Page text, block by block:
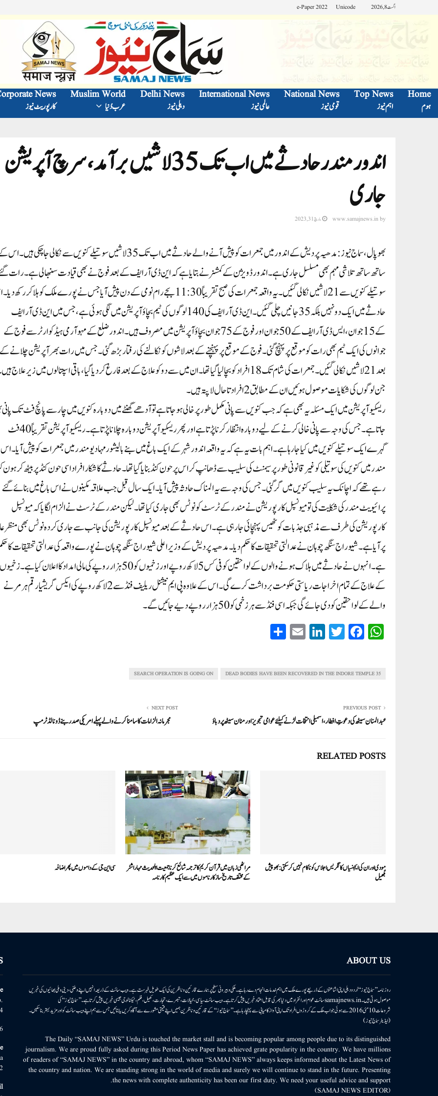
اگست 8, 2026 Unicode
e-Paper 2022
Home
ہوم
Top News
اہم نیوز
National News
قومی نیوز
International News
عالمی نیوز
Delhi News
دہلی نیوز
Muslim World
عرب دُنیا
News
کارپوریٹ نیوز
اندور مندر حادثے میں اب تک 35لاشیں برآمد، سرچ آپریشن
جاری
by
www.samajnews.in مارچ 31, 2023
بھوپال، سماج نیوز: مدھیہ پردیش کے اندور میں جمعرات کو پیش آنے والے حادثے میں اب تک 35 لاشیں سوتیلے کنویں سے نکالی جا چکی ہیں۔
ساتھ ساتھ تلاشی مہم بھی مسلسل جاری ہے۔ اندور ڈویژن کے کمشنر نے بتایا ہے کہ این ڈی آر ایف کے بعد فوج نے بھی قیادت سنبھالی ہے۔ رات
سوتیلے کنویں سے 21 لاشیں نکالی گئیں۔ یہ واقعہ جمعرات کی صبح تقریباً 11:30بجے رام نومی کے دن پیش آیا جس نے پورے ملک کو ہلا کر
حادثے میں ایک دو نہیں بلکہ 35 جانیں چلی گئیں۔این ڈی آر ایف کی 140 لوگوں کی ٹیم بچاؤ آپریشن میں لگی ہوئی ہے، جس میں این ڈی آر ایف
کے 15 جوان، ایس ڈی آر ایف کے 50 جوان اور فوج کے 75 جوان بچاؤ آپریشن میں مصروف ہیں۔ اندور ضلع کے مہو آرمی ہیڈکوارٹر سے فوج کے
جوانوں کی ایک ٹیم بھی رات کو موقع پر پہنچ گئی۔ فوج کے موقع پر پہنچنے کے بعد لاشوں کو نکالنے کی رفتار بڑھ گئی۔ جس میں رات بھر آپریشن چلانے کے
بعد 21 لاشیں نکالی گئیں۔جمعرات کی شام تک 18 افراد کو بچا لیا گیا تھا۔ ان میں سے دو کو علاج کے بعد فارغ کر دیا گیا، باقی اسپتالوں میں زیر علاج
جن لوگوں کی شکایات موصول ہوئیں ان کے مطابق 2 افراد تاحال لاپتہ ہیں۔
ریسکیو آپریشن میں ایک مسئلہ یہ بھی ہے کہ جب کنویں سے پانی مکمل طور پر خالی ہو جاتا ہے تو آدھے گھنٹے میں دوبارہ کنویں میں چار سے پانچ فٹ تک
جاتا ہے۔ جس کی وجہ سے پانی خالی کرنے کے لیے دوبارہ انتظار کرنا پڑتا ہے اور پھر ریسکیو آپریشن دوبارہ چلانا پڑتا ہے۔ ریسکیو آپریشن تقریباً 40 فٹ
گہرے ایک سوتیلے کنویں میں کیا جا رہا ہے۔اہم بات یہ ہے کہ یہ واقعہ اندور شہر کے ایک باغ میں بنے بالیشور مہادیو مندر میں جمعرات کو پیش آیا۔ اس
مندر میں کنویں کی سوتیلی کو غیر قانونی طور پر سیمنٹ کی سلیب سے ڈھانپ کر اس پر حون کنڈ بنایا گیا تھا۔ حادثے کا شکار افراد اسی حون کنڈ پر بیٹھ کر ہون
رہے تھے کہ اچانک یہ سلیب کنویں میں گر گئی۔ جس کی وجہ سے یہ المناک حادثہ پیش آیا۔ ایک سال قبل جب علاقہ مکینوں نے اس باغ میں بنائے گئے
پرائیویٹ مندر کی شکایت کی تو میونسپل کارپوریشن نے مندر کے ٹرسٹ کو نوٹس بھی جاری کیا تھا۔ لیکن مندر کے ٹرسٹ نے الزام لگایا کہ میونسپل
کارپوریشن کی طرف سے مذہبی جذبات کو ٹھیس پہنچائی جا رہی ہے۔ اس حادثے کے بعد میونسپل کارپوریشن کی جانب سے جاری کردہ نوٹس بھی منظر
پر آیا ہے۔ شیوراج سنگھ چوہان نے عدالتی تحقیقات کا حکم دیا۔مدھیہ پردیش کے وزیر اعلی شیوراج سنگھ چوہان نے پورے واقعہ کی عدالتی تحقیقات کا
ہے۔ انہوں نے حادثے میں ہلاک ہونے والوں کے لواحقین کو فی کس 5 لاکھ روپے اور زخمیوں کو 50 ہزار روپے کی مالی امداد کا اعلان کیا ہے۔ زخمیوں
کے علاج کے تمام اخراجات ریاستی حکومت برداشت کرے گی۔اس کے علاوہ پی ایم نیشنل ریلیف فنڈ سے 2 لاکھ روپے کی ایکس گریشیا رقم ہر مرنے
والے کے لواحقین کو دی جائے گی جبکہ اسی فنڈ سے ہر زخمی کو 50 ہزار روپے دیے جائیں گے۔
W
ha
A
Fa
ce
ok
T
wi
r
Li
nk
In
E
m
35 DEAD BODIES HAVE BEEN RECOVERED IN THE INDORE TEMPLE
SEARCH OPERATION IS GOING ON
PREVIOUS POST
عبدالمنان سیٹھ کی دعوتِ افطار، اسمبلی انتخات لڑنے کیلئے عوامی تجویز اورمنان سیٹھ پر دباؤ
NEXT POST
مجرمانہ الزامات کا سامنا کرنے والے پہلے امریکی صدر بنے ڈونالڈ ٹرمپ
RELATED POSTS
مودی اور ان کی ایجنسیاں کانگریس اجلاس کو ناکام نہیں کرسکتی:بھوپیش
بگھیل
مراٹھی زبان میں قرآن کریم کا ترجمہ شائع کرنا جمعیت اہلحدیث مہاراشٹر
کے مختلف تاریخ ساز کارناموں میں سے ایک عظیم کارنامہ
سی این جی کے داموں میں پھر اضافہ
ABOUT US
روزنامہ ’’سماج نیوز‘‘ اُردو دہلی اپنی اشاعتوں کے ذریعے پورے ملک میں اہم خدمات انجام دے رہا ہے۔ ملکی وبیرونی سطح پر ہمارے قارئین وناظرین کی ایک طویل فہرست ہے۔ ویب سائٹ کے ذریعہ انہیں اپنے وطنی، دینی وملی بھائیوں کی خبریں
موصول ہوتی ہیں۔samajnews.inسائٹ عوام اور انفراد میں دنیا بھر کی قابل اعتماد خبریں پیش کرتا ہے۔ ویب سائٹ سیاسی، خیالات، تبصرے، تجارت، کھیل، فلم، ٹیکنالوجی جیسی خبریں پیش کرتا ہے۔ ’’سماج نیوز‘‘ کی
شروعات 10مئی 2016 سے ہوئی جو اب ملک کے کروڑوں افراد تک اپنی آواز کامیابی سے پہنچا رہا ہے۔ ’’سماج نیوز‘‘ کے قارئین وناظرین ہمیں اپنے قیمتی مشورے سے آگاہ کریں یا بتائیں جس سے ہم اپنے ویب سائٹ کو اور مزید بہتر بناسکیں۔
(ایڈیٹر سماج نیوز)
The Daily “SAMAJ NEWS” Urdu is touched the market stall and is becoming popular among people due to its distinguished
journalism. We are proud fully asked during this Period News Paper has achieved grate popularity in the country. We have millions
of readers of “SAMAJ NEWS” in the country and abroad, whom “SAMAJ NEWS” always keeps informed about the Latest News of
the country and nation. We are standing strong in the world of media and surely we will continue to stand in the future. Presenting
the news with complete authenticity has been our first duty. We need your useful advice and support.
(SAMAJ NEWS EDITOR)